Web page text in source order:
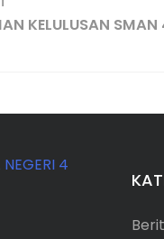
KELULUSAN